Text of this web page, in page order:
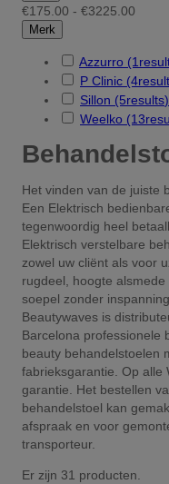
€175.00 - €3225.00
Merk
Azzurro (1
P Clinic (4
Sillon (5results)
Weelko (13
Het vinden van de juiste
Een Elektrisch
tegenwoordig heel
Elektrisch verstelbare
zowel uw cliënt als voor
rugdeel, hoogte
soepel zonder
Beautywaves is
Barcelona professionele
beauty behandelstoelen
fabrieksgarantie. Op alle
garantie. Het bestellen
behandelstoel kan
afspraak en voor
transporteur.
Er zijn 31 producten.